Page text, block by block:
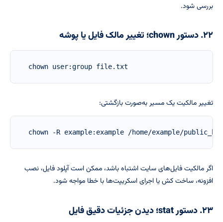
بررسی شود.
۲۲. دستور chown؛ تغییر مالک فایل یا پوشه
chown user:group file.txt
تغییر مالکیت یک مسیر به‌صورت بازگشتی:
chown -R example:example /home/example/
اگر مالکیت فایل‌های سایت اشتباه باشد، ممکن است آپلود فایل، نصب
افزونه، ساخت کش یا اجرای اسکریپت‌ها با خطا مواجه شود.
۲۳. دستور stat؛ دیدن جزئیات دقیق فایل